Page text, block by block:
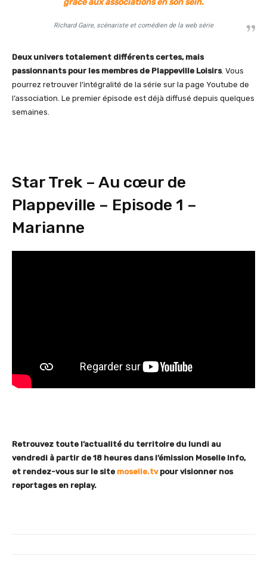
Richard Gaire, scénariste et comédien de la web série
Deux univers totalement différents certes, mais
passionnants pour les membres de Plappeville Loisirs. Vous
pourrez retrouver l’intégralité de la série sur la page Youtube de
l’association. Le premier épisode est déjà diffusé depuis quelques
semaines.
Star Trek – Au cœur de
Plappeville – Episode 1 –
Marianne
Retrouvez toute l’actualité du territoire du lundi au
vendredi à partir de 18 heures dans l’émission Moselle Info,
et rendez-vous sur le site moselle.tv pour visionner nos
reportages en replay.